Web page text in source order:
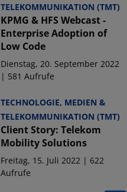
TELEKOMMUNIKATION (TMT)
KPMG & HFS Webcast -
Enterprise Adoption of
Low Code
Dienstag, 20. September 2022
| 581 Aufrufe
TECHNOLOGIE, MEDIEN &
TELEKOMMUNIKATION (TMT)
Client Story: Telekom
Mobility Solutions
Freitag, 15. Juli 2022 | 622
Aufrufe